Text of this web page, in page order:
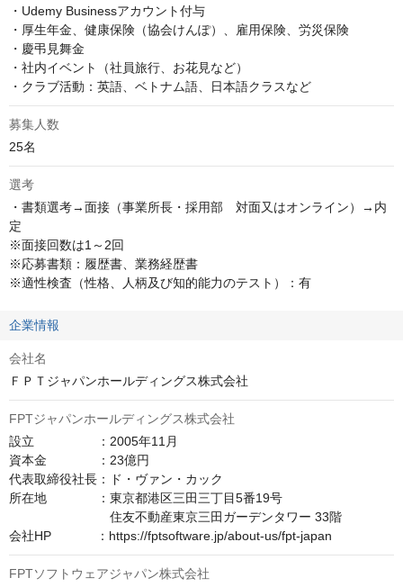
・Udemy Businessアカウント付与
・厚生年金、健康保険（協会けんぽ）、雇用保険、労災保険
・慶弔見舞金
・社内イベント（社員旅行、お花見など）
・クラブ活動：英語、ベトナム語、日本語クラスなど
募集人数
25名
選考
・書類選考→面接（事業所長・採用部　対面又はオンライン）→内
定
※面接回数は1～2回
※応募書類：履歴書、業務経歴書
※適性検査（性格、人柄及び知的能力のテスト）：有
企業情報
会社名
ＦＰＴジャパンホールディングス株式会社
FPTジャパンホールディングス株式会社
設立　　　　　：2005年11月
資本金　　　　：23億円
代表取締役社長：ド・ヴァン・カック
所在地　　　　：東京都港区三田三丁目5番19号
住友不動産東京三田ガーデンタワー 33階
会社HP　　　  ：https://fptsoftware.jp/about-us/fpt-japan
FPTソフトウェアジャパン株式会社